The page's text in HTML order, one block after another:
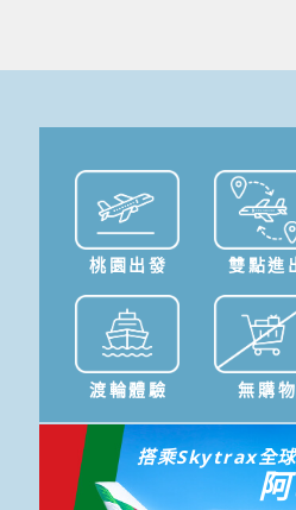
桃園出發 雙點進
渡輪體驗 無購物
搭乘Skytrax全